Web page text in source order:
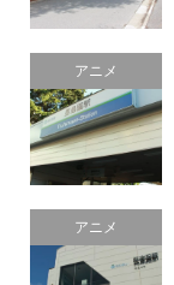
アニメ
アニメ